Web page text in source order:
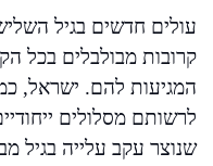
עולים חדשים בגיל
קרובות מבולבלים בכל
המגיעות להם. ישראל,
לרשותם מסלולים
שנוצר עקב עלייה בגיל